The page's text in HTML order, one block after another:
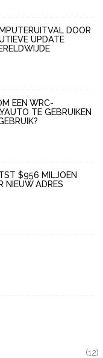
DOOR
UPDATE
EEN WRC-
TE GEBRUIKEN
$956 MILJOEN
NIEUW ADRES
(12)